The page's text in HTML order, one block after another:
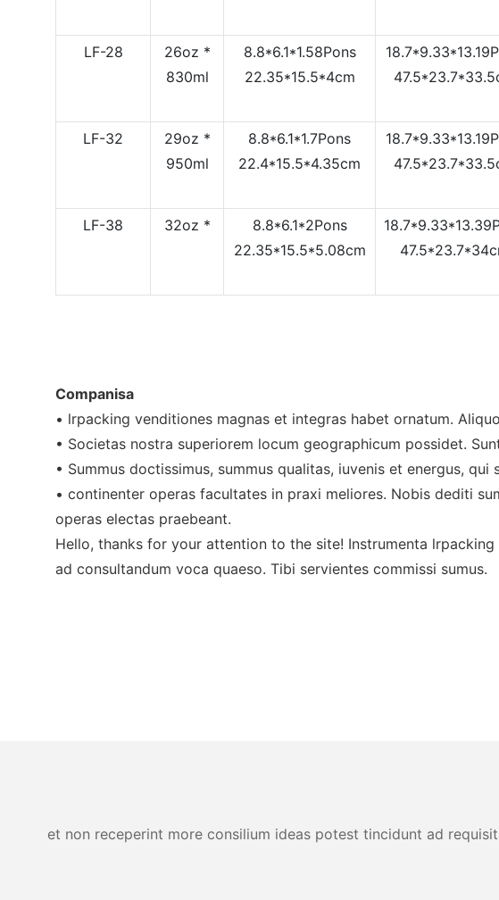
LF-28
26oz *
830ml
8.8*6.1*1.58Pons
22.35*15.5*4cm
LF-32
29oz *
950ml
8.8*6.1*1.7Pons
22.4*15.5*4.35cm
LF-38 32oz *
8.8*6.1*2Pons
22.35*15.5*5.08cm
Companisa
• lrpacking venditiones magnas et integras habet ornatum.
• Societas nostra superiorem locum geographicum possidet.
• Summus doctissimus, summus qualitas, iuvenis et energus,
• continenter operas facultates in praxi meliores. Nobis dediti
operas electas praebeant.
Hello, thanks for your attention to the site! Instrumenta
ad consultandum voca quaeso. Tibi servientes commissi sumus.
et non receperint more consilium ideas potest tincidunt ad